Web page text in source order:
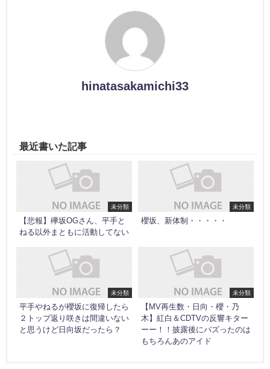
hinatasakamichi33
最近書いた記事
未分類
【悲報】欅坂OGさん、平手と
ねる以外まともに活動してない
未分類
櫻坂、新体制・・・・・
未分類
平手やねるが櫻坂に復帰したら
２トップ返り咲きは間違いない
と思うけど日向坂だったら？
未分類
【MV再生数・日向・櫻・乃
木】紅白＆CDTVの反響キター
ーー！！披露後にバズったのは
もちろんあのアイド